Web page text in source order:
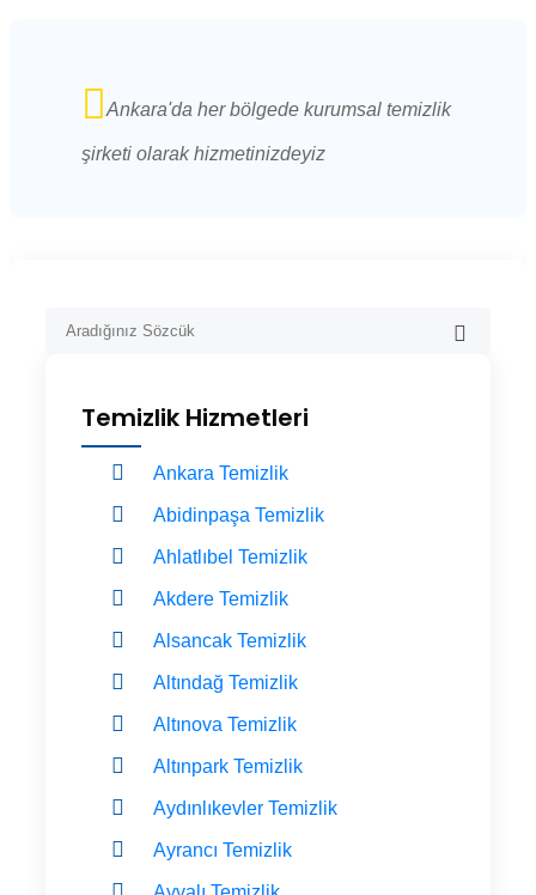
Ankara'da her bölgede kurumsal temizlik
şirketi olarak hizmetinizdeyiz
Temizlik Hizmetleri
Ankara Temizlik
Abidinpaşa Temizlik
Ahlatlıbel Temizlik
Akdere Temizlik
Alsancak Temizlik
Altındağ Temizlik
Altınova Temizlik
Altınpark Temizlik
Aydınlıkevler Temizlik
Ayrancı Temizlik